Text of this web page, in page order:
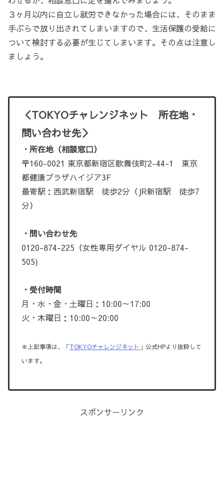
３ヶ月以内に自立し就労できなかった場合には、そのまま
手ぶらで放り出されてしまいますので、生活保護の受給に
ついて検討する必要が生じてしまいます。その点は注意し
ましょう。
＜TOKYOチャレンジネット 所在地・
問い合わせ先＞
・所在地（相談窓口）
〒160-0021 東京都新宿区歌舞伎町2-44-1 東京
都健康プラザハイジア3F
最寄駅：西武新宿駅 徒歩2分（JR新宿駅 徒歩7
分）
・問い合わせ先
0120-874-225（女性専用ダイヤル 0120-874-
505)
・受付時間
月・水・金・土曜日：10:00～17:00
火・木曜日：10:00～20:00
※上記事項は、「TOKYOチャレンジネット 」公式HPより抜粋して
います。
スポンサーリンク